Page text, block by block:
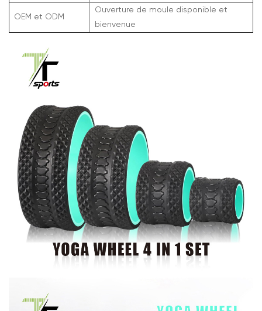
OEM et ODM
Ouverture de moule disponible et
bienvenue